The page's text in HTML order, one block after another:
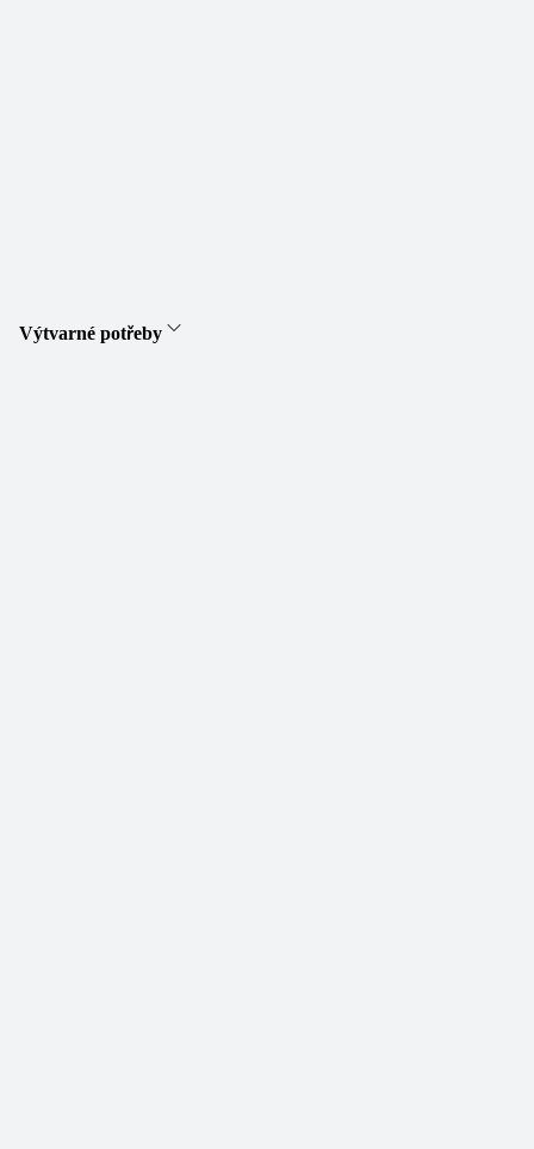
Výtvarné potřeby